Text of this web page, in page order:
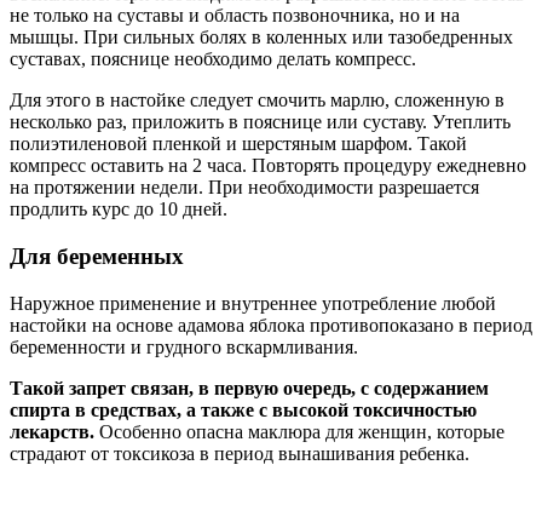
не только на суставы и область позвоночника, но и на
мышцы. При сильных болях в коленных или тазобедренных
суставах, пояснице необходимо делать компресс.
Для этого в настойке следует смочить марлю, сложенную в
несколько раз, приложить в пояснице или суставу. Утеплить
полиэтиленовой пленкой и шерстяным шарфом. Такой
компресс оставить на 2 часа. Повторять процедуру ежедневно
на протяжении недели. При необходимости разрешается
продлить курс до 10 дней.
Для беременных
Наружное применение и внутреннее употребление любой
настойки на основе адамова яблока противопоказано в период
беременности и грудного вскармливания.
Такой запрет связан, в первую очередь, с содержанием
спирта в средствах, а также с высокой токсичностью
лекарств. Особенно опасна маклюра для женщин, которые
страдают от токсикоза в период вынашивания ребенка.